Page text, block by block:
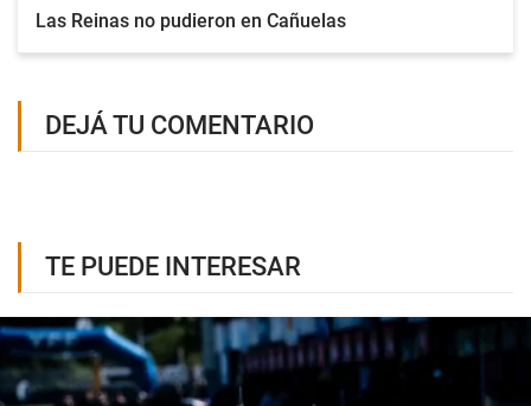
Las Reinas no pudieron en Cañuelas
DEJÁ TU COMENTARIO
TE PUEDE INTERESAR